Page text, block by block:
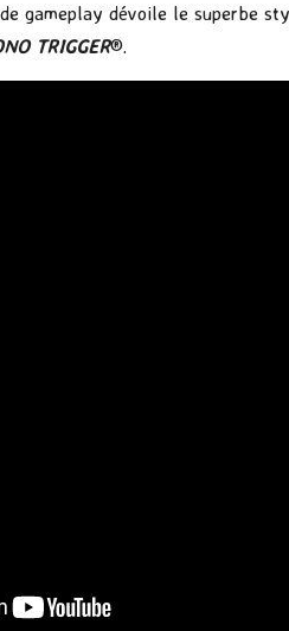
gameplay dévoile le superbe
TRIGGER®.